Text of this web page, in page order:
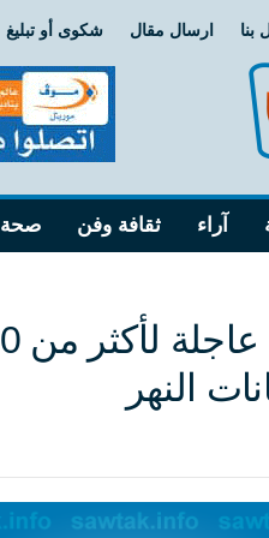
بنا ارسال مقال شكوى أو تبليغ
آراء ثقافة وفن صحة
النهر